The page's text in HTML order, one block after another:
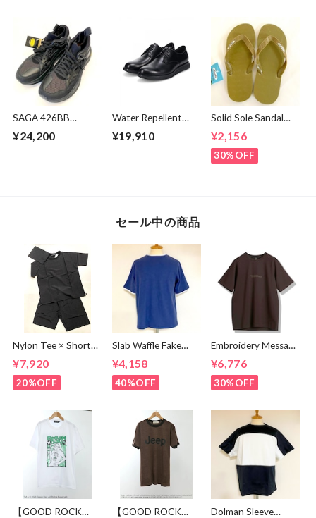
SAGA 426BB
BRANDBLACK
Black
¥24,200
Water Repellent
Derby Shoes Black
¥19,910
Solid Sole Sandal
(Solid Strap) Olive
¥2,156
30%OFF
セール中の商品
Nylon Tee × Shorts
Set Up Black
¥7,920
20%OFF
Slab Waffle Fake
layered Roll Neck
Cut & Sewn Navy
¥4,158
40%OFF
Embroidery Message
Crew Neck T-
shirts Brown
¥6,776
30%OFF
【GOOD ROCK
【GOOD ROCK
Dolman Sleeve